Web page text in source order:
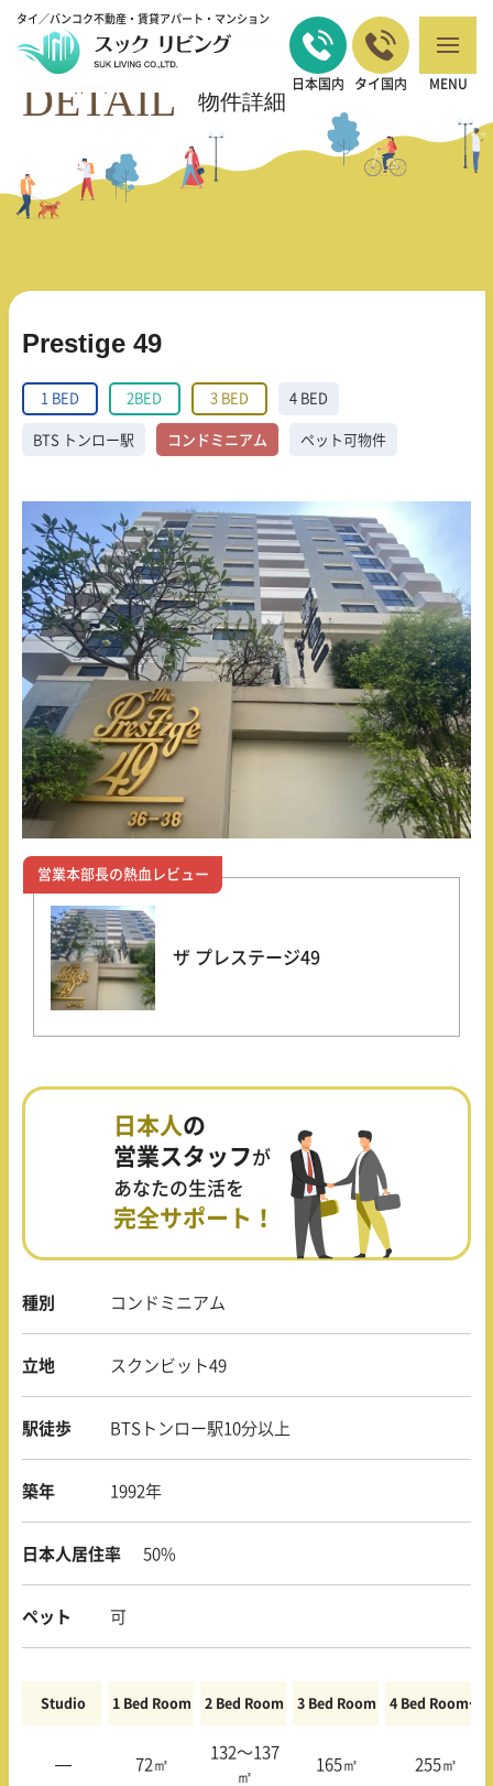
タイ／バンコク不動産・賃貸アパート・マンション
日本国内 タイ国内 MENU
バンコクの不動産・賃貸 TOP > 1 BED> Prestige 49
DETAIL 物件詳細
Prestige 49
1 BED 2BED 3 BED 4 BED
BTS トンロー駅 コンドミニアム ペット可物件
営業本部長の熱血レビュー
ザ プレステージ49
種別 コンドミニアム
立地 スクンビット49
駅徒歩 BTSトンロー駅10分以上
築年 1992年
日本人居住率 50%
ペット 可
日本人 の
営業スタッフが
あなたの生活を
完全サポート！
Studio 1 Bed Room 2 Bed Room 3 Bed Room 4 Bed Room〜
— 72㎡
132〜137
㎡
165㎡ 255㎡